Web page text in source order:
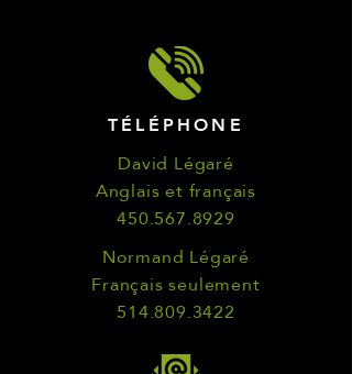
TÉLÉPHONE
David Légaré
Anglais et français
450.567.8929
Normand Légaré
Français seulement
514.809.3422